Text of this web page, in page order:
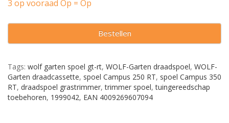
3 op vooraad Op = Op
Bestellen
Tags: wolf garten spoel gt-rt, WOLF-Garten draadspoel, WOLF-
Garten draadcassette, spoel Campus 250 RT, spoel Campus 350
RT, draadspoel grastrimmer,trimmer spoel,tuingereedschap
toebehoren, 1999042, EAN 4009269607094